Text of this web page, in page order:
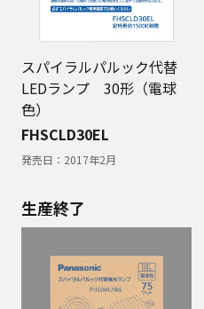
スパイラルパルック代替
LEDランプ 30形（電球
色）
FHSCLD30EL
発売日： 2017年2月
生産終了